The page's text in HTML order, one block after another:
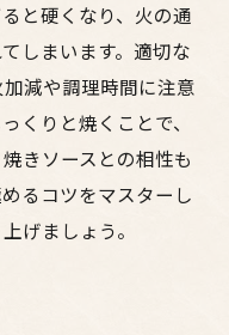
と硬くなり、火の通
しまいます。適切な
減や調理時間に注意
くりと焼くことで、
きソースとの相性も
るコツをマスターし
げましょう。